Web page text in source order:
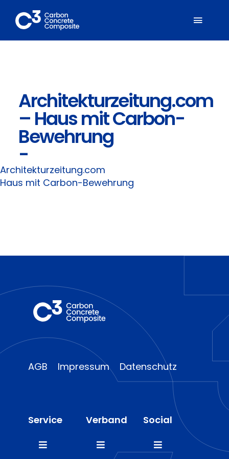
Inhalt
springen
Mitglieder
Fachbereiche
Suche
Architekturzeitung.com
– Haus mit Carbon-
Bewehrung
-
Architekturzeitung.com
Haus mit Carbon-Bewehrung
AGB Impressum Datenschutz
Service
Toggle
Verband
Toggle
Social
Toggle